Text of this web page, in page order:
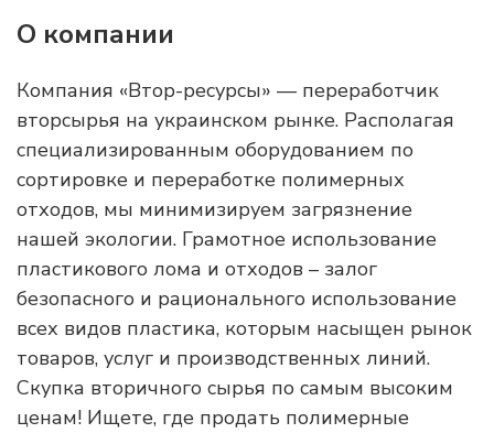
О компании
Компания «Втор-ресурсы» — переработчик
вторсырья на украинском рынке. Располагая
специализированным оборудованием по
сортировке и переработке полимерных
отходов, мы минимизируем загрязнение
нашей экологии. Грамотное использование
пластикового лома и отходов – залог
безопасного и рационального использование
всех видов пластика, которым насыщен рынок
товаров, услуг и производственных линий.
Скупка вторичного сырья по самым высоким
ценам! Ищете, где продать полимерные